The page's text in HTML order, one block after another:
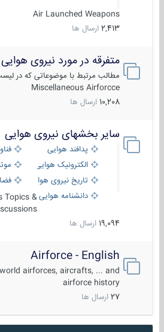
Air Launched Weapons
2,413 ارسال ها
متفرقه در مورد نیروی هوایی
مطالب مرتبط با موضوعاتی که در لیست
Miscellaneous Airforcce
10,208 ارسال ها
سایر بخشهای نیروی هوایی
پدافند هوایی
الکترونیک هوایی
تاریخ نیروی هوایی
فضا
دانشنامه هواییTopics &
Discussions
19,094 ارسال ها
Airforce - English
world airforces, aircrafts, ... and
airforce history
27 ارسال ها